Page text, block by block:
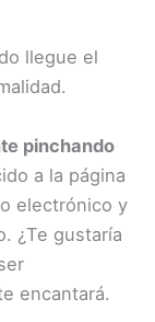
llegue el
pinchando
a la página
electrónico y
¿Te gustaría
encantará.